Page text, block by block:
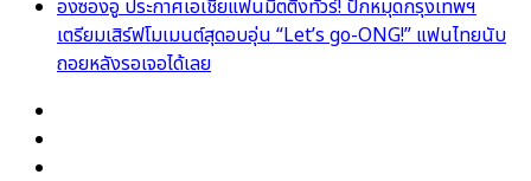
องซองอู ประกาศเอเชียแฟนมีตติ้งทัวร์! ปักหมุดกรุงเทพฯ
เตรียมเสิร์ฟโมเมนต์สุดอบอุ่น “Let’s go-ONG!” แฟนไทยนับ
ถอยหลังรอเจอได้เลย